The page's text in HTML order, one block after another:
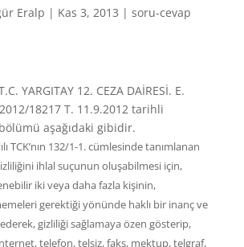
Eralp | Kas 3, 2013 | soru-cevap
YARGITAY 12. CEZA DAİRESİ. E.
18217 T. 11.9.2012 tarihli
aşağıdaki gibidir.
TCK’nın 132/1-1. cümlesinde tanımlanan
ihlal suçunun oluşabilmesi için,
iki veya daha fazla kişinin,
gerektiği yönünde haklı bir inanç ve
gizliliği sağlamaya özen gösterip,
telefon, telsiz, faks, mektup, telgraf,